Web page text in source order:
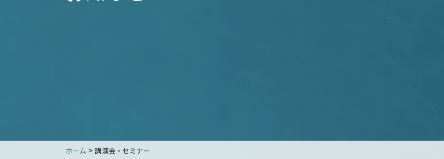
ホーム > 講演会・セミナー